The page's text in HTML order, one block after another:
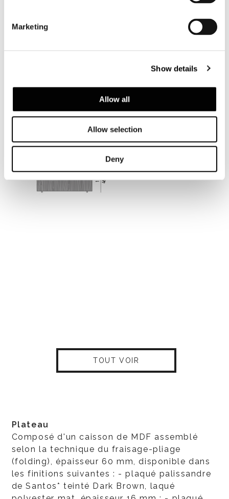
Marketing
Show details
Allow all
Allow selection
Deny
PLATEAU EN FR NE NOIR
TOUT VOIR
Plateau
Composé d'un caisson de MDF assemblé
selon la technique du fraisage-pliage
(folding), épaisseur 60 mm, disponible dans
les finitions suivantes : - plaqué palissandre
de Santos* teinté Dark Brown, laqué